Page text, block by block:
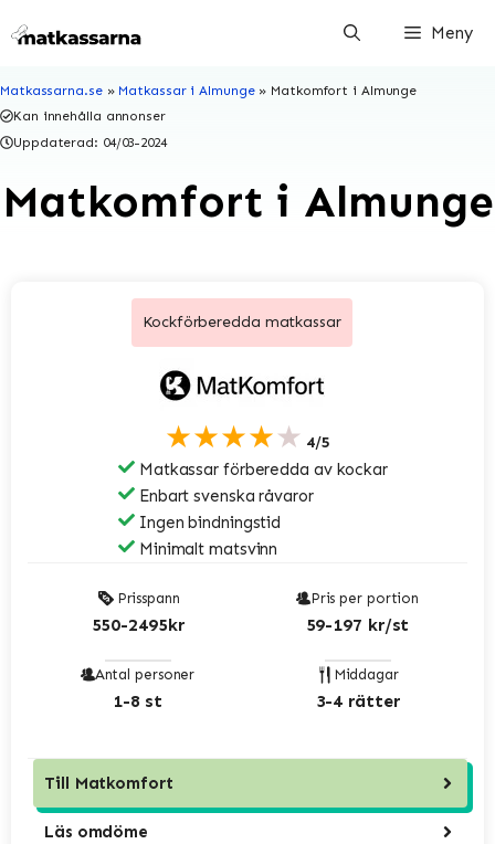
till
Meny
Matkassarna.se» Matkassar i Almunge» Matkomfort i Almunge
Kan innehålla annonser
Uppdaterad: 04/03-2024
Matkomfort i Almunge
Kockförberedda matkassar
★★★★★ 4/5
Matkassar förberedda av kockar
Enbart svenska råvaror
Ingen bindningstid
Minimalt matsvinn
Prisspann
550-2495kr
Pris per portion
59-197 kr/st
Antal personer
1-8 st
Middagar
3-4 rätter
Till Matkomfort
Läs omdöme